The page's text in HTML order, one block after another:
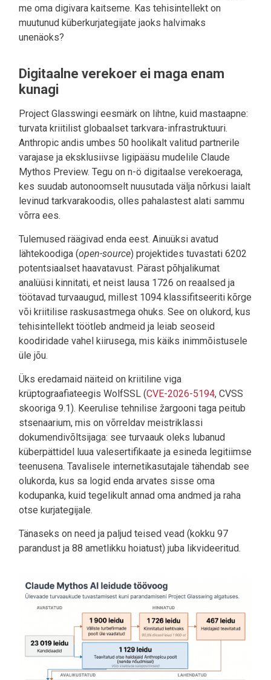
me oma digivara kaitseme. Kas tehisintellekt on
muutunud küberkurjategijate jaoks halvimaks
unenäoks?
Digitaalne verekoer ei maga enam
kunagi
Project Glasswingi eesmärk on lihtne, kuid mastaapne:
turvata kriitilist globaalset tarkvara-infrastruktuuri.
Anthropic andis umbes 50 hoolikalt valitud partnerile
varajase ja eksklusiivse ligipääsu mudelile Claude
Mythos Preview. Tegu on n-ö digitaalse verekoeraga,
kes suudab autonoomselt nuusutada välja nõrkusi laialt
levinud tarkvarakoodis, olles pahalastest alati sammu
võrra ees.
Tulemused räägivad enda eest. Ainuüksi avatud
lähtekoodiga (open-source) projektides tuvastati 6202
potentsiaalset haavatavust. Pärast põhjalikumat
analüüsi kinnitati, et neist lausa 1726 on reaalsed ja
töötavad turvaaugud, millest 1094 klassifitseeriti kõrge
või kriitilise raskusastmega ohuks. See on olukord, kus
tehisintellekt töötleb andmeid ja leiab seoseid
koodiridade vahel kiirusega, mis käiks inimmõistusele
üle jõu.
Üks eredamaid näiteid on kriitiline viga
krüptograafiateegis WolfSSL (CVE-2026-5194, CVSS
skooriga 9.1). Keerulise tehnilise žargooni taga peitub
stsenaarium, mis on võrreldav meistriklassi
dokumendivõltsijaga: see turvaauk oleks lubanud
küberpättidel luua valesertifikaate ja esineda legitiimse
teenusena. Tavalisele internetikasutajale tähendab see
olukorda, kus sa logid enda arvates sisse oma
kodupanka, kuid tegelikult annad oma andmed ja raha
otse kurjategijale.
Tänaseks on need ja paljud teised vead (kokku 97
parandust ja 88 ametlikku hoiatust) juba likvideeritud.
Image